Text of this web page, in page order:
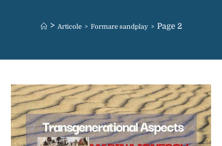
> Articole > Formare sandplay > Page 2